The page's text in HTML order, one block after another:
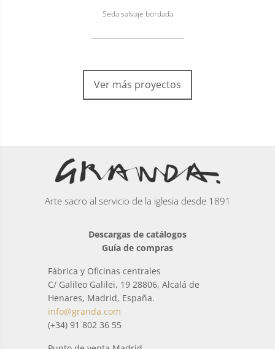
Seda salvaje bordada
Ver más proyectos
Arte sacro al servicio de la iglesia desde 1891
Descargas de catálogos
Guía de compras
Fábrica y Oficinas centrales
C/ Galileo Galilei, 19 28806, Alcalá de
Henares, Madrid, España.
info@granda.com
(+34) 91 802 36 55